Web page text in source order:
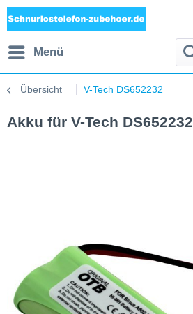
Menü
Übersicht V-Tech DS652232
Akku für V-Tech DS652232